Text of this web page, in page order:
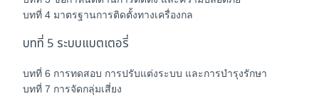
บทที่ 4 มาตรฐานการติดตั้งทางเครื่องกล
บทที่ 5 ระบบแบตเตอรี่
บทที่ 6 การทดสอบ การปรับแต่งระบบ และการบำรุงรักษา
บทที่ 7 การจัดกลุ่มเสี่ยง